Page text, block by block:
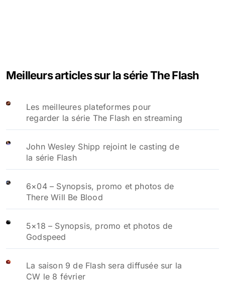
Meilleurs articles sur la série The Flash
Les meilleures plateformes pour
regarder la série The Flash en streaming
John Wesley Shipp rejoint le casting de
la série Flash
6×04 – Synopsis, promo et photos de
There Will Be Blood
5×18 – Synopsis, promo et photos de
Godspeed
La saison 9 de Flash sera diffusée sur la
CW le 8 février